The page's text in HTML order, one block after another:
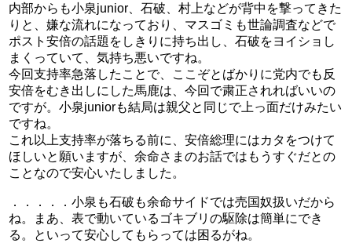
内部からも小泉junior、石破、村上などが背中を撃ってきた
りと、嫌な流れになっており、マスゴミも世論調査などで
ポスト安倍の話題をしきりに持ち出し、石破をヨイショし
まくっていて、気持ち悪いですね。
今回支持率急落したことで、ここぞとばかりに党内でも反
安倍をむき出しにした馬鹿は、今回で粛正されればいいの
ですが。小泉juniorも結局は親父と同じで上っ面だけみたい
ですね。
これ以上支持率が落ちる前に、安倍総理にはカタをつけて
ほしいと願いますが、余命さまのお話ではもうすぐだとの
ことなので安心いたしました。
．．．．．小泉も石破も余命サイドでは売国奴扱いだから
ね。まあ、表で動いているゴキブリの駆除は簡単にでき
る。といって安心してもらっては困るがね。